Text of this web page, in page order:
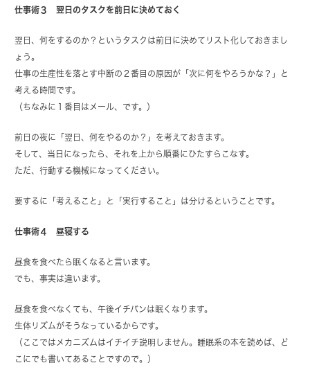
仕事術３ 翌日のタスクを前日に決めておく
翌日、何をするのか？というタスクは前日に決めてリスト化しておきまし
ょう。
仕事の生産性を落とす中断の２番目の原因が「次に何をやろうかな？」と
考える時間です。
（ちなみに１番目はメール、です。）
前日の夜に「翌日、何をやるのか？」を考えておきます。
そして、当日になったら、それを上から順番にひたすらこなす。
ただ、行動する機械になってください。
要するに「考えること」と「実行すること」は分けるということです。
仕事術４ 昼寝する
昼食を食べたら眠くなると言います。
でも、事実は違います。
昼食を食べなくても、午後イチバンは眠くなります。
生体リズムがそうなっているからです。
（ここではメカニズムはイチイチ説明しません。睡眠系の本を読めば、ど
こにでも書いてあることですので。）